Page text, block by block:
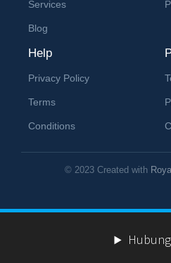
Services
Blog
Help
Privacy Policy
Terms
Conditions
© 2023 Created with